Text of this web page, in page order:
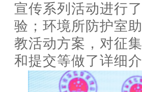
宣传系列活动进行
验；环境所防护室
教活动方案，对征
和提交等做了详细